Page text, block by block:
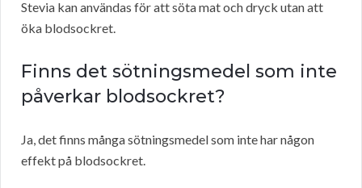
Stevia kan användas för att söta mat och dryck utan att
öka blodsockret.
Finns det sötningsmedel som inte
påverkar blodsockret?
Ja, det finns många sötningsmedel som inte har någon
effekt på blodsockret.